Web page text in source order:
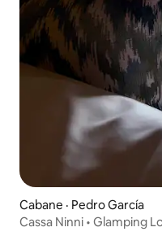
Cabane · Pedro García
Cassa Ninni • Glamping